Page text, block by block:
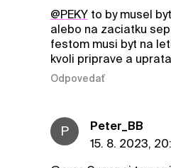
@PEKYto by musel
alebo na zaciatku
festom musi byt na
kvoli priprave a
Odpovedať
P
Peter_BB
15. 8. 2023,